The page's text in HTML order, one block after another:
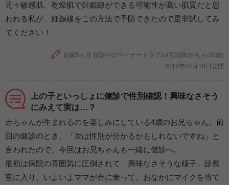
元々敏感肌、乾燥肌で妊娠線ができる可能性が高い肌質だと思
われる私が、妊娠線をこの方法で予防できたので是非試してみ
てください！
妊娠5ヶ月 妊娠中のマイナートラブル(宮城県/がちゃ/28歳)
2019年07月16日公開
上の子といっしょに健診で性別確認！興味なさそう
にみえて実は…？
赤ちゃんが生まれるのを楽しみにしている4歳のお兄ちゃん。前
回の健診のとき、「次は性別が分かるかもしれないですね」と
言われたので、今回はお兄ちゃんも一緒に健診へ。
最初は病院の雰囲気に圧倒されて、興味なさそうな様子。診察
室に入り、いよいよママが台に乗って、おなかにマイクを当て